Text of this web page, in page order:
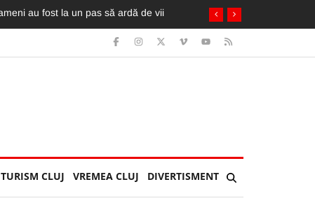
TURISM CLUJ VREMEA CLUJ DIVERTISMENT